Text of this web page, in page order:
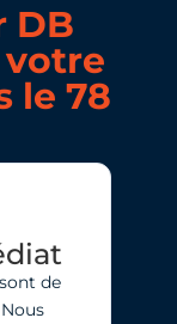
DB
le 78
de